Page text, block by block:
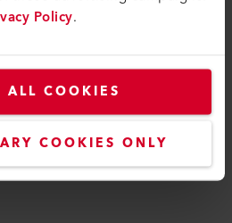
Policy.
ALL COOKIES
COOKIES ONLY